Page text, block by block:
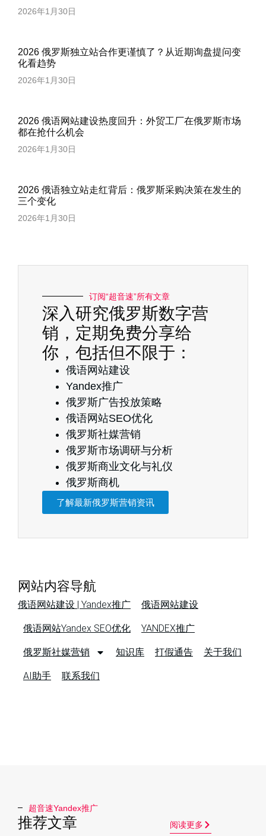
2026年1月30日
2026 俄罗斯独立站合作更谨慎了？从近期询盘提问变
化看趋势
2026年1月30日
2026 俄语网站建设热度回升：外贸工厂在俄罗斯市场
都在抢什么机会
2026年1月30日
2026 俄语独立站走红背后：俄罗斯采购决策在发生的
三个变化
2026年1月30日
订阅“超音速”所有文章
深入研究俄罗斯数字营
销，定期免费分享给
你，包括但不限于：
俄语网站建设
Yandex推广
俄罗斯广告投放策略
俄语网站SEO优化
俄罗斯社媒营销
俄罗斯市场调研与分析
俄罗斯商业文化与礼仪
俄罗斯商机
了解最新俄罗斯营销资讯
网站内容导航
俄语网站建设 | Yandex推广 俄语网站建设
俄语网站Yandex SEO优化 YANDEX推广
俄罗斯社媒营销 知识库 打假通告 关于我们
AI助手 联系我们
超音速Yandex推广​
推荐文章 阅读更多